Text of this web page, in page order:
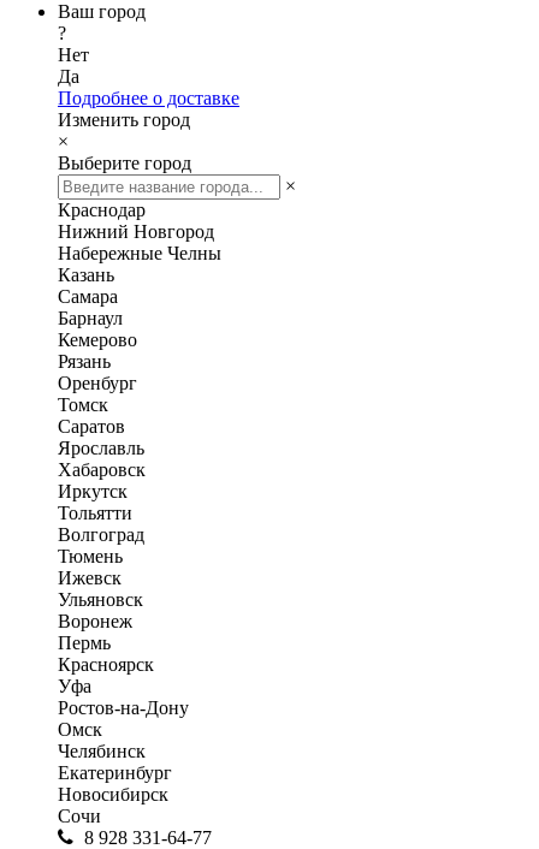
Ваш город
?
Нет
Да
Подробнее о доставке
Изменить город
×
Выберите город
×
Краснодар
Нижний Новгород
Набережные Челны
Казань
Самара
Барнаул
Кемерово
Рязань
Оренбург
Томск
Саратов
Ярославль
Хабаровск
Иркутск
Тольятти
Волгоград
Тюмень
Ижевск
Ульяновск
Воронеж
Пермь
Красноярск
Уфа
Ростов-на-Дону
Омск
Челябинск
Екатеринбург
Новосибирск
Сочи
8 928 331-64-77